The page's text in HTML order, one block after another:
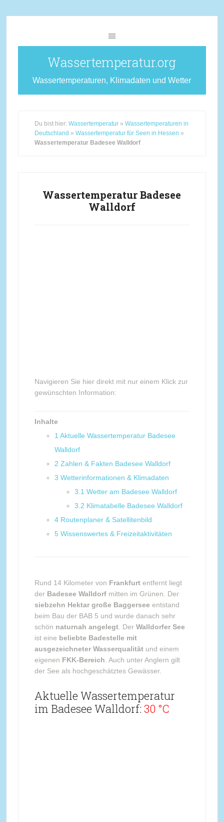
Wassertemperatur.org
Wassertemperaturen, Klimadaten und Wetter
Du bist hier: Wassertemperatur» Wassertemperaturen in
Deutschland » Wassertemperatur für Seen in Hessen »
Wassertemperatur Badesee Walldorf
Wassertemperatur Badesee
Walldorf
Navigieren Sie hier direkt mit nur einem Klick zur
gewünschten Information:
Inhalte
1 Aktuelle Wassertemperatur Badesee
Walldorf
2 Zahlen & Fakten Badesee Walldorf
3 Wetterinformationen & Klimadaten
3.1 Wetter am Badesee Walldorf
3.2 Klimatabelle Badesee Walldorf
4 Routenplaner & Satellitenbild
5 Wissenswertes & Freizeitaktivitäten
Rund 14 Kilometer von Frankfurtentfernt liegt
der Badesee Walldorfmitten im Grünen. Der
siebzehn Hektar große Baggersee entstand
beim Bau der BAB 5 und wurde danach sehr
schön naturnah angelegt. Der Walldorfer See
ist eine beliebte Badestelle mit
ausgezeichneter Wasserqualitätund einem
eigenen FKK-Bereich . Auch unter Anglern gilt
der See als hochgeschätztes Gewässer.
Aktuelle Wassertemperatur
im Badesee Walldorf: 30 °C